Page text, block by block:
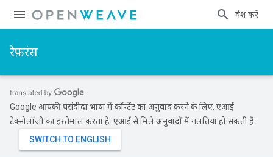
प्रवेश करें
रेफ़रंस
Google आपकी पसंदीदा भाषा में कॉन्टेंट का अनुवाद करने के लिए, एआई
टेक्नोलॉजी का इस्तेमाल करता है. एआई से मिले अनुवादों में गलतियां हो सकती हैं.